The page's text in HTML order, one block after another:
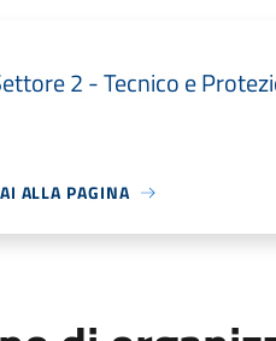
2 - Tecnico e
ALLA PAGINA